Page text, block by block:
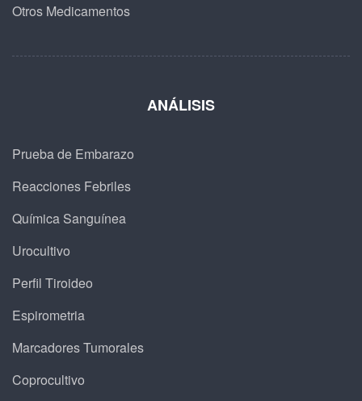
Otros Medicamentos
ANÁLISIS
Prueba de Embarazo
Reacciones Febriles
Química Sanguínea
Urocultivo
Perfil Tiroideo
Espirometria
Marcadores Tumorales
Coprocultivo